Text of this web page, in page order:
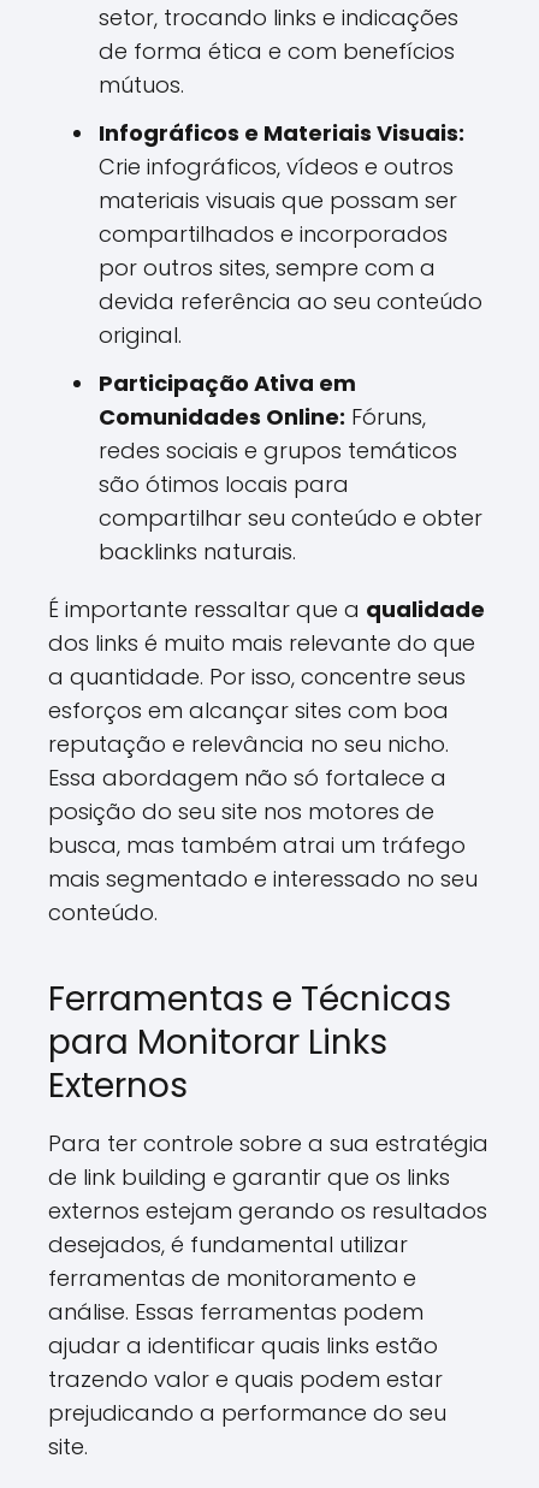
setor, trocando links e indicações
de forma ética e com benefícios
mútuos.
Infográficos e Materiais Visuais:
Crie infográficos, vídeos e outros
materiais visuais que possam ser
compartilhados e incorporados
por outros sites, sempre com a
devida referência ao seu conteúdo
original.
Participação Ativa em
Comunidades Online: Fóruns,
redes sociais e grupos temáticos
são ótimos locais para
compartilhar seu conteúdo e obter
backlinks naturais.
É importante ressaltar que a qualidade
dos links é muito mais relevante do que
a quantidade. Por isso, concentre seus
esforços em alcançar sites com boa
reputação e relevância no seu nicho.
Essa abordagem não só fortalece a
posição do seu site nos motores de
busca, mas também atrai um tráfego
mais segmentado e interessado no seu
conteúdo.
Ferramentas e Técnicas
para Monitorar Links
Externos
Para ter controle sobre a sua estratégia
de link building e garantir que os links
externos estejam gerando os resultados
desejados, é fundamental utilizar
ferramentas de monitoramento e
análise. Essas ferramentas podem
ajudar a identificar quais links estão
trazendo valor e quais podem estar
prejudicando a performance do seu
site.